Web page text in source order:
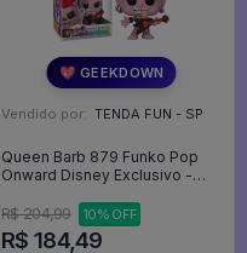
💖 GEEKDOWN
Vendido por: TENDA FUN - SP
Queen Barb 879 Funko Pop
Onward Disney Exclusivo -
R$ 204,99 10% OFF
R$ 184,49